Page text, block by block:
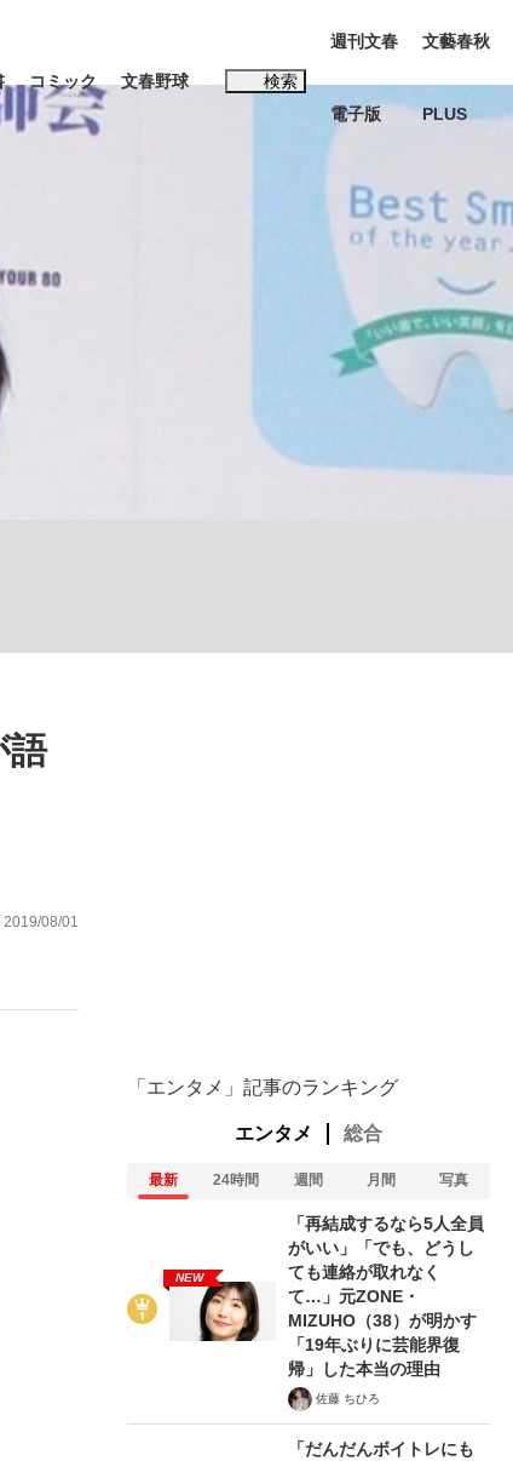
日本代表“敗戦”の真実 選手が明かす...
しい」『北の国から』倉本聰氏（91...
いま
撃せよ。
コミック 文春野球 検索
田聖子
週刊文春
電子版
文藝春秋
PLUS
語
2019/08/01
「エンタメ」記事のランキング
エンタメ 総合
最新 24時間 週間 月間 写真
NEW
「再結成するなら5人全員
がいい」「でも、どうし
ても連絡が取れなく
て…」元ZONE・
MIZUHO（38）が明かす
「19年ぶりに芸能界復
帰」した本当の理由
佐藤 ちひろ
「だんだんボイトレにも